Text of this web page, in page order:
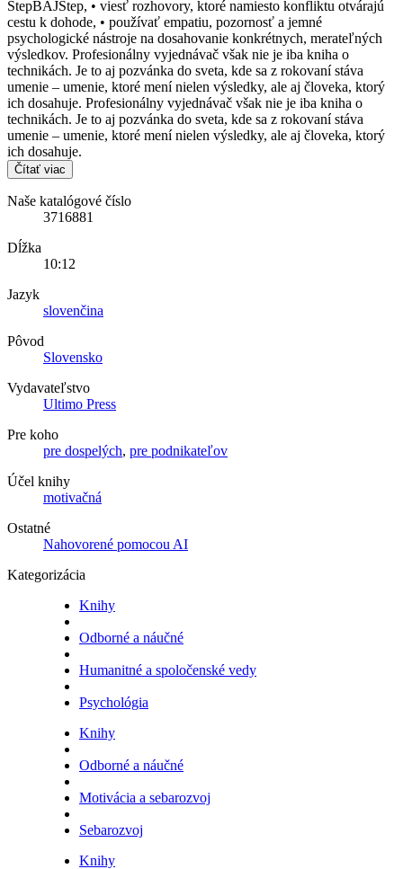
StepBAJStep, • viesť rozhovory, ktoré namiesto konfliktu otvárajú
cestu k dohode, • používať empatiu, pozornosť a jemné
psychologické nástroje na dosahovanie konkrétnych, merateľných
výsledkov. Profesionálny vyjednávač však nie je iba kniha o
technikách. Je to aj pozvánka do sveta, kde sa z rokovaní stáva
umenie – umenie, ktoré mení nielen výsledky, ale aj človeka, ktorý
ich dosahuje. Profesionálny vyjednávač však nie je iba kniha o
technikách. Je to aj pozvánka do sveta, kde sa z rokovaní stáva
umenie – umenie, ktoré mení nielen výsledky, ale aj človeka, ktorý
ich dosahuje.
Čítať viac
Naše katalógové číslo
3716881
Dĺžka
10:12
Jazyk
slovenčina
Pôvod
Slovensko
Vydavateľstvo
Ultimo Press
Pre koho
pre dospelých, pre podnikateľov
Účel knihy
motivačná
Ostatné
Nahovorené pomocou AI
Kategorizácia
Knihy
Odborné a náučné
Humanitné a spoločenské vedy
Psychológia
Knihy
Odborné a náučné
Motivácia a sebarozvoj
Sebarozvoj
Knihy